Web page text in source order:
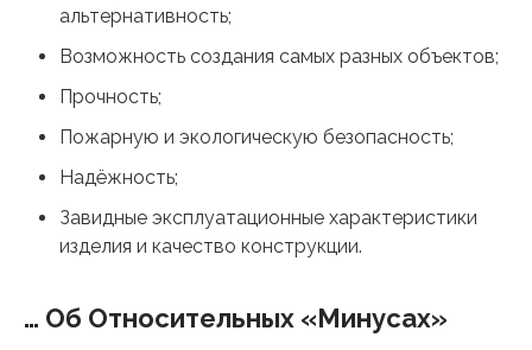
альтернативность;
Возможность создания самых разных объектов;
Прочность;
Пожарную и экологическую безопасность;
Надёжность;
Завидные эксплуатационные характеристики
изделия и качество конструкции.
… Об Относительных «минусах»